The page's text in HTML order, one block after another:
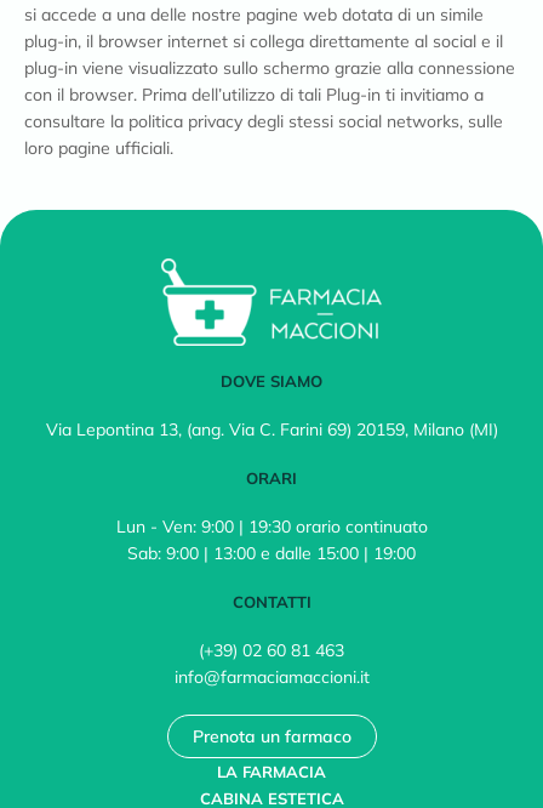
si accede a una delle nostre pagine web dotata di un simile
plug-in, il browser internet si collega direttamente al social e il
plug-in viene visualizzato sullo schermo grazie alla connessione
con il browser. Prima dell’utilizzo di tali Plug-in ti invitiamo a
consultare la politica privacy degli stessi social networks, sulle
loro pagine ufficiali.
DOVE SIAMO
Via Lepontina 13, (ang. Via C. Farini 69) 20159, Milano (MI)
ORARI
Lun - Ven: 9:00 | 19:30 orario continuato
Sab: 9:00 | 13:00 e dalle 15:00 | 19:00
CONTATTI
(+39) 02 60 81 463
info@farmaciamaccioni.it
Prenota un farmaco
LA FARMACIA
CABINA ESTETICA